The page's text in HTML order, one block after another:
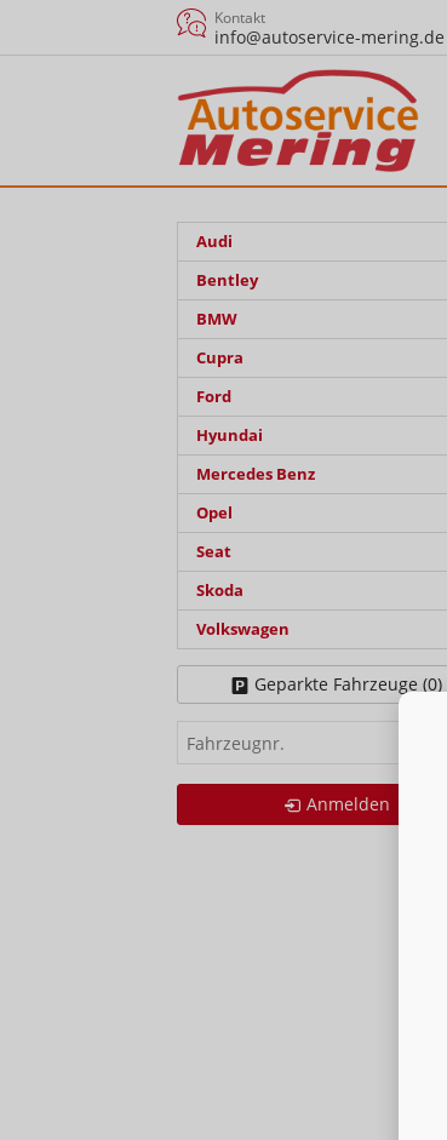
Kontakt
info@autoservice-mering.de
Audi
Bentley
BMW
Cupra
Ford
Hyundai
Mercedes Benz
Opel
Seat
Skoda
Volkswagen
Geparkte Fahrzeuge (0)
Fahrzeugnr.
Anmelden